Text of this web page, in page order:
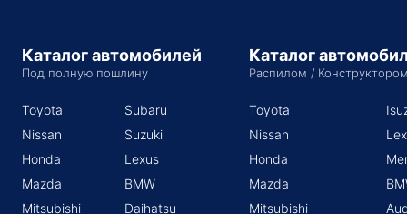
Каталог автомобилей
Под полную пошлину
Toyota
Nissan
Honda
Mazda
Mitsubishi
Subaru
Suzuki
Lexus
BMW
Daihatsu
Каталог
Распилом /
Toyota
Nissan
Honda
Mazda
Mitsubishi